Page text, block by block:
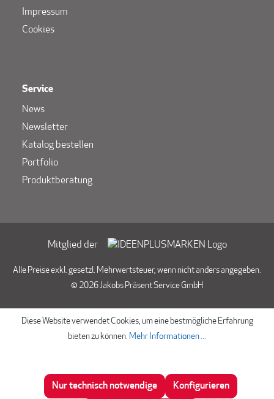
Impressum
Cookies
Service
News
Newsletter
Katalog bestellen
Portfolio
Produktberatung
Mitglied der
Alle Preise exkl. gesetzl. Mehrwertsteuer, wenn nicht anders angegeben.
© 2026 Jakobs Präsent Service GmbH
Diese Website verwendet Cookies, um eine bestmögliche Erfahrung
bieten zu können. Mehr Informationen ...
Nur technisch notwendige Konfigurieren